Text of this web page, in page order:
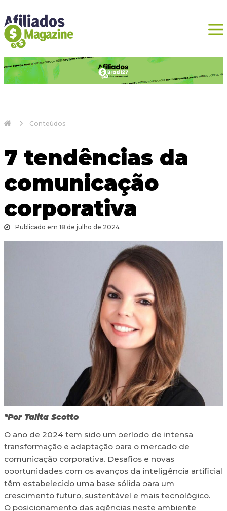
Conteúdos
7 tendências da
comunicação
corporativa
Publicado em 18 de julho de 2024
*Por Talita Scotto
O ano de 2024 tem sido um período de intensa
transformação e adaptação para o mercado de
comunicação corporativa. Desafios e novas
oportunidades com os avanços da inteligência artificial
têm estabelecido uma base sólida para um
crescimento futuro, sustentável e mais tecnológico.
O posicionamento das agências neste ambiente